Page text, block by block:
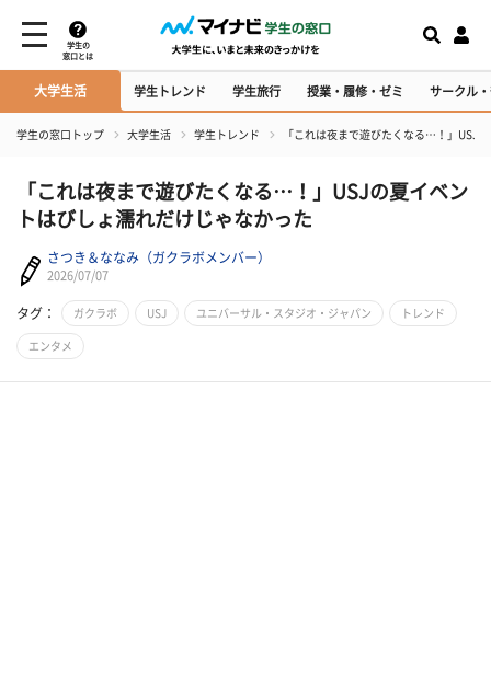
学生の
窓口とは
大学生活 学生トレンド 学生旅行 授業・履修・ゼミ サークル
学生の窓口トップ 大学生活 学生トレンド 「これは夜まで遊びたくなる…！」USJ
「これは夜まで遊びたくなる…！」USJの夏イベン
トはびしょ濡れだけじゃなかった
さつき＆ななみ（ガクラボメンバー）
2026/07/07
タグ： ガクラボ USJ ユニバーサル・スタジオ・ジャパン トレンド
エンタメ